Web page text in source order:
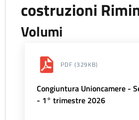
costruzioni
Volumi
PDF (329KB)
Congiuntura Unioncamere -
- 1° trimestre 2026